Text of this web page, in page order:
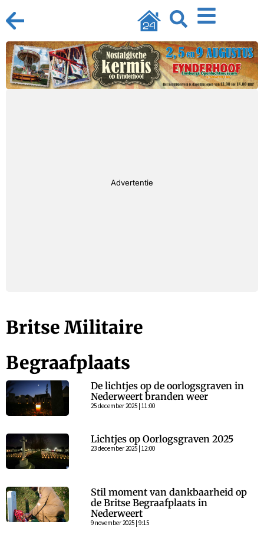
Advertentie
Britse Militaire
Begraafplaats
De lichtjes op de oorlogsgraven in
Nederweert branden weer
25 december 2025 | 11:00
Lichtjes op Oorlogsgraven 2025
23 december 2025 | 12:00
Stil moment van dankbaarheid op
de Britse Begraafplaats in
Nederweert
9 november 2025 | 9:15